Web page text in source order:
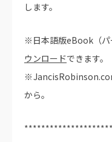
します。
※日本語版eBook（パ
ウンロードできます。
から。